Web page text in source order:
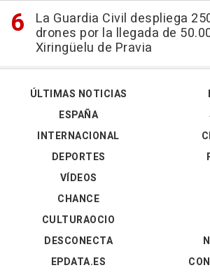
La Guardia Civil despliega
drones por la llegada de
Xiringüelu de Pravia
ÚLTIMAS NOTICIAS
ESPAÑA
INTERNACIONAL
DEPORTES
VÍDEOS
CHANCE
CULTURAOCIO
DESCONECTA
EPDATA.ES